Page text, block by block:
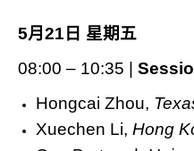
5月 21 日 星期五
08:00 – 10:35 |
Hongcai Zhou,
Xuechen Li, Hong